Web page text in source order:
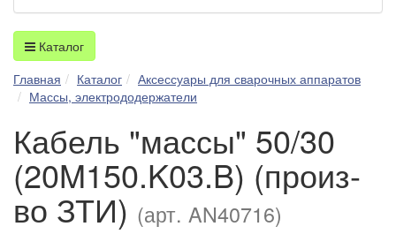
Каталог
Главная
Каталог
Аксессуары для сварочных аппаратов
Массы, электрододержатели
Кабель "массы" 50/30
(20M150.K03.B) (произ-
во ЗТИ) (арт. AN40716)